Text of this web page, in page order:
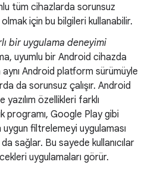
tüm cihazlarda sorunsuz
için bu bilgileri kullanabilir.
bir uygulama deneyimi
uyumlu bir Android cihazda
aynı Android platform sürümüyle
da sorunsuz çalışır. Android
yazılım özellikleri farklı
programı, Google Play gibi
uygun filtrelemeyi uygulaması
sağlar. Bu sayede kullanıcılar
uygulamaları görür.